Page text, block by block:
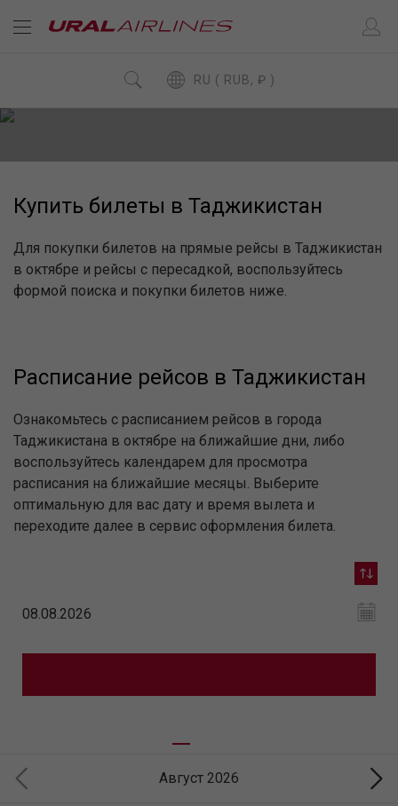
RU ( RUB, ₽ )
Купить билеты в Таджикистан
Для покупки билетов на прямые рейсы в Таджикистан
в октябре и рейсы с пересадкой, воспользуйтесь
формой поиска и покупки билетов ниже.
Расписание рейсов в Таджикистан
Ознакомьтесь с расписанием рейсов в города
Таджикистана в октябре на ближайшие дни, либо
воспользуйтесь календарем для просмотра
расписания на ближайшие месяцы. Выберите
оптимальную для вас дату и время вылета и
переходите далее в сервис оформления билета.
Август 2026